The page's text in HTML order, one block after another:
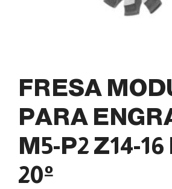
FRESA
PARA
M5-P2 Z14-
20º